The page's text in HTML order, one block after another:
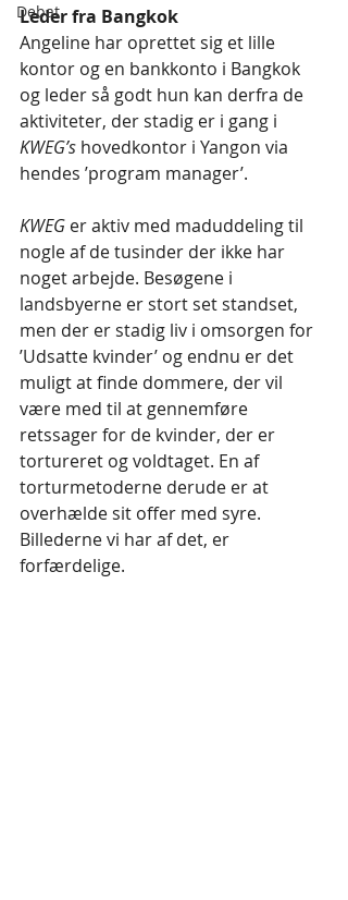
Debat
Leder fra Bangkok
Angeline har oprettet sig et lille
kontor og en bankkonto i Bangkok
og leder så godt hun kan derfra de
aktiviteter, der stadig er i gang i
KWEG’s hovedkontor i Yangon via
hendes ’program manager’.
KWEG er aktiv med maduddeling til
nogle af de tusinder der ikke har
noget arbejde. Besøgene i
landsbyerne er stort set standset,
men der er stadig liv i omsorgen for
’Udsatte kvinder’ og endnu er det
muligt at finde dommere, der vil
være med til at gennemføre
retssager for de kvinder, der er
tortureret og voldtaget. En af
torturmetoderne derude er at
overhælde sit offer med syre.
Billederne vi har af det, er
forfærdelige.